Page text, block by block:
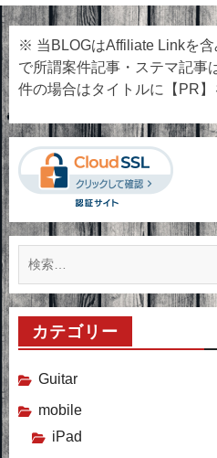
※ 当BLOGはAffiliate Linkを
で所謂案件記事・ステマ記事
件の場合はタイトルに【PR】
検
カテゴリー
Guitar
mobile
iPad